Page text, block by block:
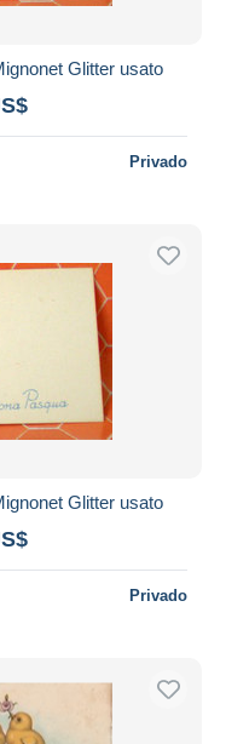
Glitter usato
Privado
Glitter usato
Privado